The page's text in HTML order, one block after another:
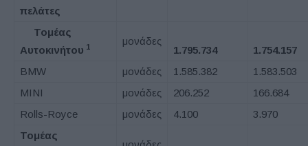
πελάτες
Τομέας
Αυτοκινήτου 1
μονάδες
1.795.734
1.754.157
BMW
μονάδες 1.585.382
1.583.503
MINI
μονάδες 206.252
166.684
Rolls-Royce
μονάδες 4.100
3.970
Τομέας